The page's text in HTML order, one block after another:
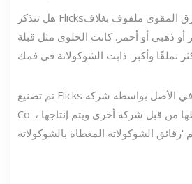
هل تتذكر Flicks؟ جاءوا في أنبوب من الورق المقوى ملفوف بغلاف
أو ​​ذهبي أو أحمر. كانت الحلوى مثل قبلة
تم تصنيع Flicks في الأصل بواسطة شركة Ghirardelli Chocolate
Co. ، ولكن تم إيقافها. تم التقاطها من قبل شركة أخرى ويتم إنتاجها